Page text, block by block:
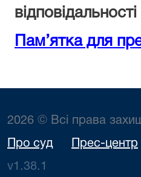
Пам’ятка для
2026 © Всі права
Про суд Прес-центр
v1.38.1